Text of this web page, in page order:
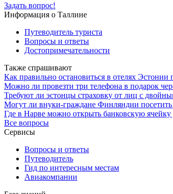
Задать вопрос!
Информация о Таллине
Путеводитель туриста
Вопросы и ответы
Достопримечательности
Также спрашивают
Как правильно остановиться в отелях
Можно ли провезти три телефона в подарок
Требуют ли эстонцы страховку от лиц с
Могут ли внуки-граждане Финляндии
Где в Нарве можно открыть банковскую ячейку
Все вопросы
Сервисы
Вопросы и ответы
Путеводитель
Гид по интересным местам
Авиакомпании